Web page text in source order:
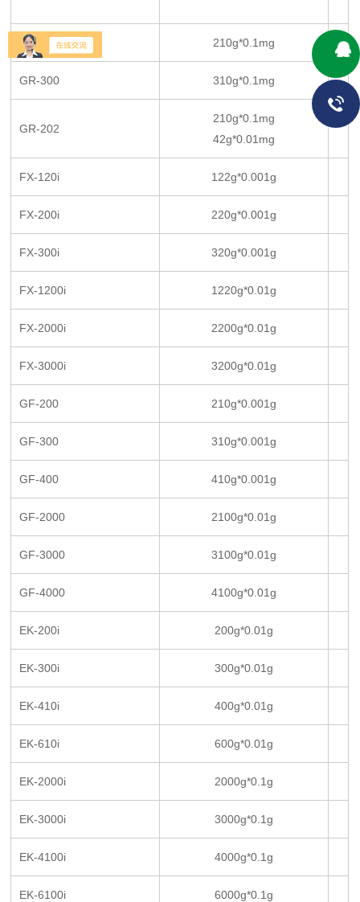
GR-200 210g*0.1mg
GR-300 310g*0.1mg
GR-202
210g*0.1mg
42g*0.01mg
FX-120i 122g*0.001g
FX-200i 220g*0.001g
FX-300i 320g*0.001g
FX-1200i 1220g*0.01g
FX-2000i 2200g*0.01g
FX-3000i 3200g*0.01g
GF-200 210g*0.001g
GF-300 310g*0.001g
GF-400 410g*0.001g
GF-2000 2100g*0.01g
GF-3000 3100g*0.01g
GF-4000 4100g*0.01g
EK-200i 200g*0.01g
EK-300i 300g*0.01g
EK-410i 400g*0.01g
EK-610i 600g*0.01g
EK-2000i 2000g*0.1g
EK-3000i 3000g*0.1g
EK-4100i 4000g*0.1g
EK-6100i 6000g*0.1g